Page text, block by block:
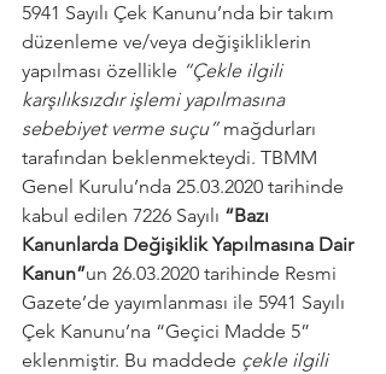
5941 Sayılı Çek Kanunu’nda bir takım
düzenleme ve/veya değişikliklerin
yapılması özellikle “Çekle ilgili
karşılıksızdır işlemi yapılmasına
sebebiyet verme suçu” mağdurları
tarafından beklenmekteydi. TBMM
Genel Kurulu’nda 25.03.2020 tarihinde
kabul edilen 7226 Sayılı “Bazı
Kanunlarda Değişiklik Yapılmasına Dair
Kanun”un 26.03.2020 tarihinde Resmi
Gazete’de yayımlanması ile 5941 Sayılı
Çek Kanunu’na “Geçici Madde 5”
eklenmiştir. Bu maddede çekle ilgili